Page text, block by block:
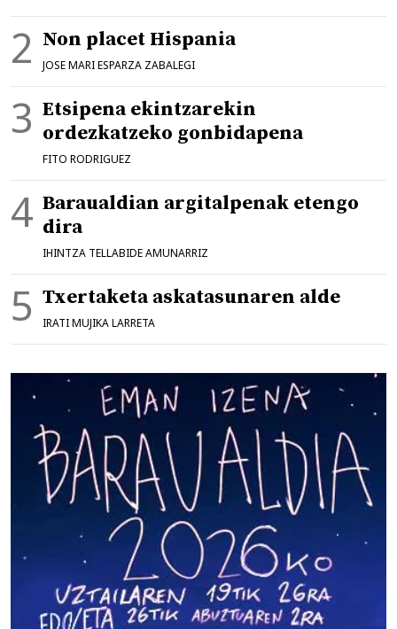
Non placet Hispania
JOSE MARI ESPARZA ZABALEGI
Etsipena ekintzarekin
ordezkatzeko gonbidapena
FITO RODRIGUEZ
Baraualdian argitalpenak etengo
dira
IHINTZA TELLABIDE AMUNARRIZ
Txertaketa askatasunaren alde
IRATI MUJIKA LARRETA